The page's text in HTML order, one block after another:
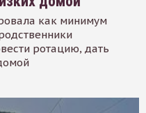
как минимум
ротацию, дать